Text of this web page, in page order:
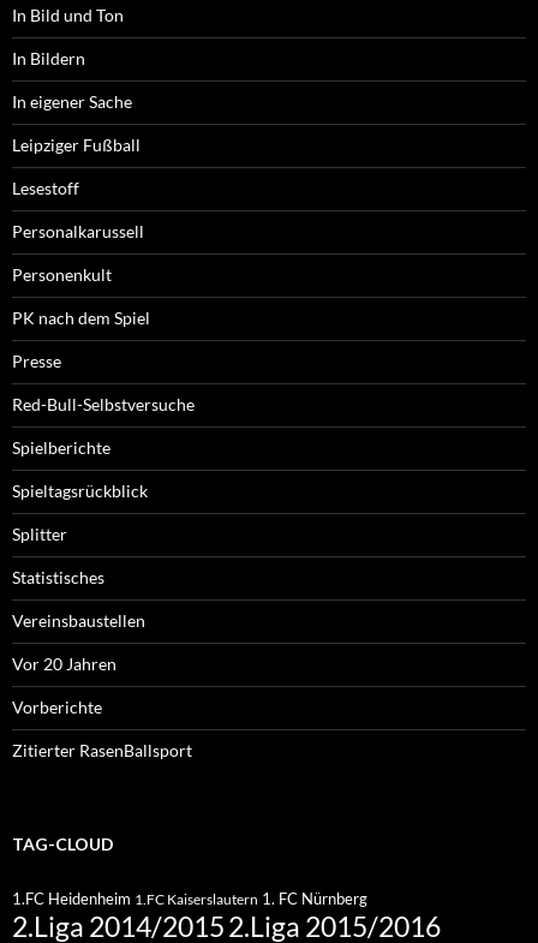
In Bild und Ton
In Bildern
In eigener Sache
Leipziger Fußball
Lesestoff
Personalkarussell
Personenkult
PK nach dem Spiel
Presse
Red-Bull-Selbstversuche
Spielberichte
Spieltagsrückblick
Splitter
Statistisches
Vereinsbaustellen
Vor 20 Jahren
Vorberichte
Zitierter RasenBallsport
TAG-CLOUD
1.FC Heidenheim 1.FC Kaiserslautern 1. FC Nürnberg
2.Liga 2014/20152.Liga 2015/2016